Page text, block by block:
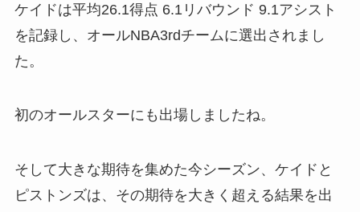
ケイドは平均26.1得点 6.1リバウンド 9.1アシスト
を記録し、オールNBA3rdチームに選出されまし
た。
初のオールスターにも出場しましたね。
そして大きな期待を集めた今シーズン、ケイドと
ピストンズは、その期待を大きく超える結果を出